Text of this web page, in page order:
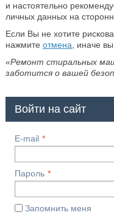
и настоятельно
личных данных на
Если Вы не хотите
нажмите отмена , иначе
«Ремонт стиральных
заботится о вашей
Войти на сайт
E-mail
Пароль
Запомнить меня